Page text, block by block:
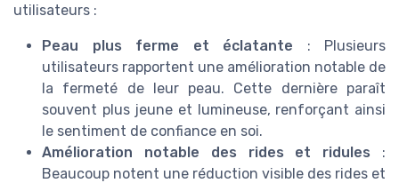
utilisateurs :
Peau plus ferme et éclatante : Plusieurs
utilisateurs rapportent une amélioration notable de
la fermeté de leur peau. Cette dernière paraît
souvent plus jeune et lumineuse, renforçant ainsi
le sentiment de confiance en soi.
Amélioration notable des rides et ridules :
Beaucoup notent une réduction visible des rides et